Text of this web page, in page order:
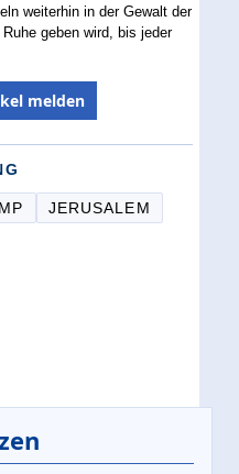
weiterhin in der Gewalt der
geben wird, bis jeder
melden
JERUSALEM